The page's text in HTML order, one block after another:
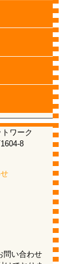
ワーク
8
問い合わせ